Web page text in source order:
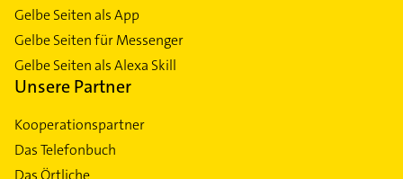
Gelbe Seiten als App
Gelbe Seiten für Messenger
Gelbe Seiten als Alexa Skill
Unsere Partner
Kooperationspartner
Das Telefonbuch
Das Örtliche